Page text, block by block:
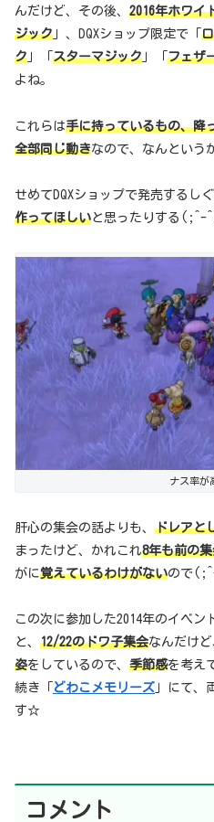
んだけど、その後、 2016年ホワイ
ジック 」、DQXショップ限定で「
ク
スターマジック フェザ
よね。
これらは手に持っているもの、降
全部同じ動きなので、なんという
せめてDQXショップで発売するし
作ってほしいと思ったりする(;^-
ナス率が
肝心の集会の話よりも、 ドレアと
まったけど、かれこれ8年も前の
がに覚えているわけがないので
この次に参加した2014年のイベン
と、 12/22のドワ子集会なんだけ
姿をしているので、 季節感を考え
続き「
どわこメモリーズ 」にて、
す☆
コメント